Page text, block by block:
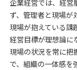
企業経営では、経営
ず、管理者と現場が
現場が抱えている課
経営目標が理想論に
現場の状況を常に把
で、組織の一体感を